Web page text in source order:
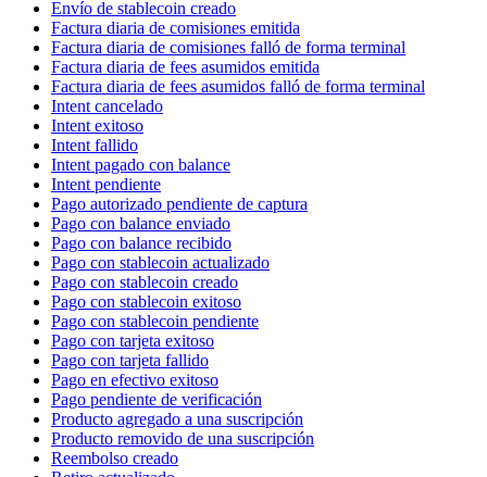
Envío de stablecoin creado
Factura diaria de comisiones emitida
Factura diaria de comisiones falló de forma terminal
Factura diaria de fees asumidos emitida
Factura diaria de fees asumidos falló de forma terminal
Intent cancelado
Intent exitoso
Intent fallido
Intent pagado con balance
Intent pendiente
Pago autorizado pendiente de captura
Pago con balance enviado
Pago con balance recibido
Pago con stablecoin actualizado
Pago con stablecoin creado
Pago con stablecoin exitoso
Pago con stablecoin pendiente
Pago con tarjeta exitoso
Pago con tarjeta fallido
Pago en efectivo exitoso
Pago pendiente de verificación
Producto agregado a una suscripción
Producto removido de una suscripción
Reembolso creado